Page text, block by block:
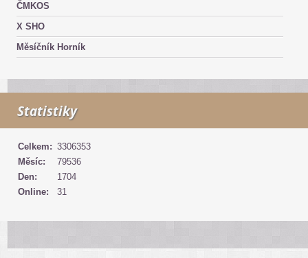
ČMKOS
X SHO
Měsíčník Horník
Statistiky
Online: 31
Celkem: 3306353
Měsíc:
79536
Den:
1704